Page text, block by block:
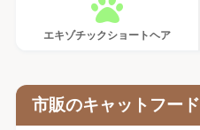
エキゾチックショートヘア
市販のキャットフード